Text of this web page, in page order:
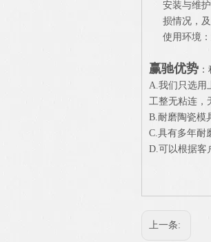
安装与维
损情况，
使用环境
赢驰优势
A.我们只选用
工整无粘连，
B.耐磨陶瓷模
C.具有多年耐
D.可以根据客
上一条: